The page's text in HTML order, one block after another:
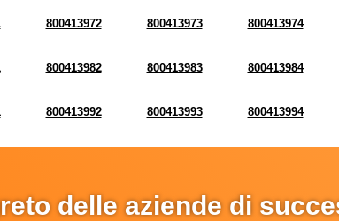
800413972 800413973 800413974
800413982 800413983 800413984
800413992 800413993 800413994
delle aziende di